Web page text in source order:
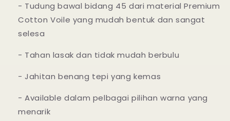
Paradise
Paradise
- Tudung bawal bidang 45 dari material Premium
Cotton Voile yang mudah bentuk dan sangat
selesa
- Tahan lasak dan tidak mudah berbulu
- Jahitan benang tepi yang kemas
- Available dalam pelbagai pilihan warna yang
menarik